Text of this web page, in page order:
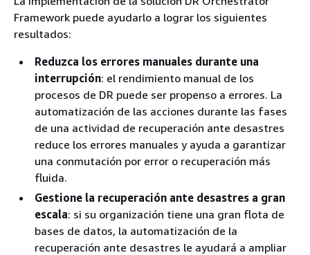
Framework puede ayudarlo a lograr los siguientes
resultados:
Reduzca los errores manuales durante una
interrupción: el rendimiento manual de los
procesos de DR puede ser propenso a errores. La
automatización de las acciones durante las fases
de una actividad de recuperación ante desastres
reduce los errores manuales y ayuda a garantizar
una conmutación por error o recuperación más
fluida.
Gestione la recuperación ante desastres a gran
escala: si su organización tiene una gran flota de
bases de datos, la automatización de la
recuperación ante desastres le ayudará a ampliar